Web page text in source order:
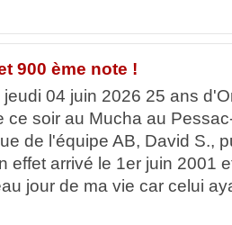
900 ème note !
jeudi 04 juin 2026 25 ans
ce soir au Mucha au
de l'équipe AB, David S.,
effet arrivé le 1er juin 2001
jour de ma vie car celui